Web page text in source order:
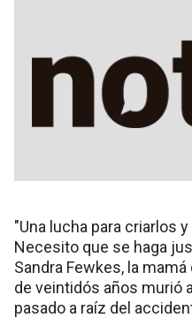
"Una lucha para criarlos
Necesito que se haga
Sandra Fewkes, la
de veintidós años murió
pasado a raíz del